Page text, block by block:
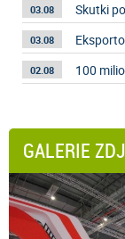
03.08 Skutki
03.08
02.08 100
GALERIE